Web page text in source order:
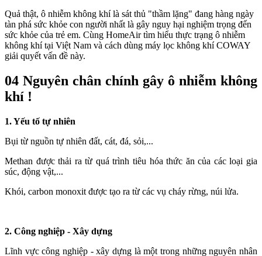
Quả thật, ô nhiễm không khí là sát thủ "thầm lặng" đang hàng ngày
tàn phá sức khỏe con người nhất là gây nguy hại nghiệm trọng đến
sức khỏe của trẻ em. Cùng HomeAir tìm hiểu thực trạng ô nhiễm
không khí tại Việt Nam và cách dùng máy lọc không khí COWAY
giải quyết vấn đề này.
04 Nguyên chân chính gây ô nhiễm không
khí !
1. Yếu tố tự nhiên
Bụi từ nguồn tự nhiên đất, cát, đá, sỏi,...
Methan được thải ra từ quá trình tiêu hóa thức ăn của các loại gia
súc, động vật,...
Khói, carbon monoxit được tạo ra từ các vụ cháy rừng, núi lửa.
2. Công nghiệp - Xây dựng
Lĩnh vực công nghiệp - xây dựng là một trong những nguyên nhân